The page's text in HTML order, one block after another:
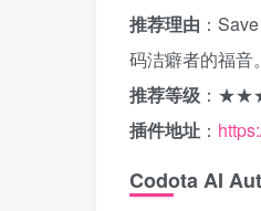
推荐理由 ：
码洁癖者的福音。
推荐等级 ：
插件地址 ：
Codota AI